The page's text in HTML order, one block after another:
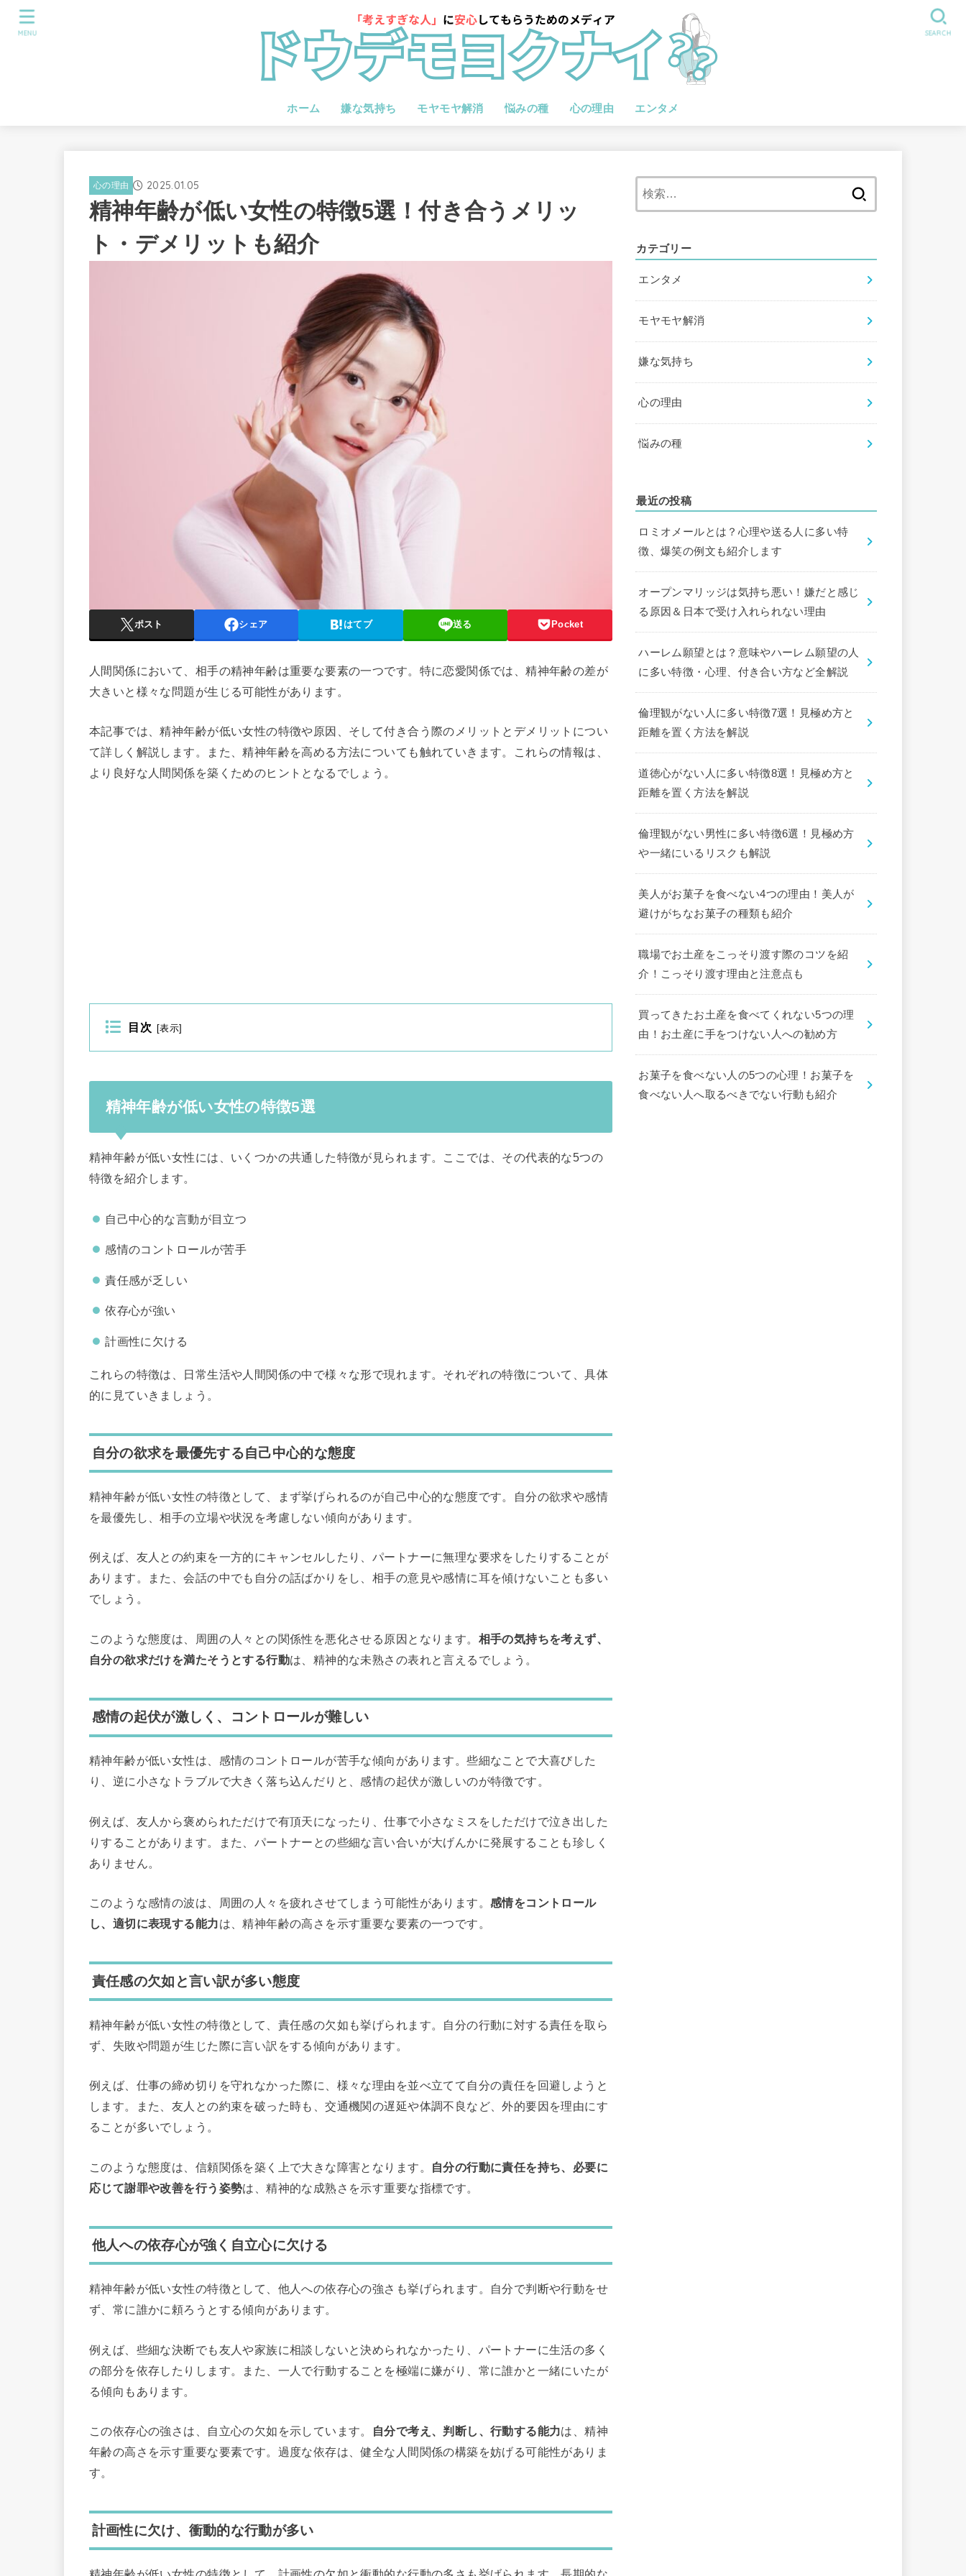
ホーム 嫌な気持ち モヤモヤ解消 悩みの種 心の理由 エンタメ
SEARCH
MENU
心の理由 2025.01.05
精神年齢が低い女性の特徴5選！付き合うメリッ
ト・デメリットも紹介
ポスト シェア はてブ 送る Pocket
人間関係において、相手の精神年齢は重要な要素の一つです。特に恋愛関係では、精神年齢の差が
大きいと様々な問題が生じる可能性があります。
本記事では、精神年齢が低い女性の特徴や原因、そして付き合う際のメリットとデメリットについ
て詳しく解説します。また、精神年齢を高める方法についても触れていきます。これらの情報は、
より良好な人間関係を築くためのヒントとなるでしょう。
目次 [表示
精神年齢が低い女性の特徴5選
精神年齢が低い女性には、いくつかの共通した特徴が見られます。ここでは、その代表的な5つの
特徴を紹介します。
自己中心的な言動が目立つ
感情のコントロールが苦手
責任感が乏しい
依存心が強い
計画性に欠ける
これらの特徴は、日常生活や人間関係の中で様々な形で現れます。それぞれの特徴について、具体
的に見ていきましょう。
自分の欲求を最優先する自己中心的な態度
精神年齢が低い女性の特徴として、まず挙げられるのが自己中心的な態度です。自分の欲求や感情
を最優先し、相手の立場や状況を考慮しない傾向があります。
例えば、友人との約束を一方的にキャンセルしたり、パートナーに無理な要求をしたりすることが
あります。また、会話の中でも自分の話ばかりをし、相手の意見や感情に耳を傾けないことも多い
でしょう。
このような態度は、周囲の人々との関係性を悪化させる原因となります。 相手の気持ちを考えず、
自分の欲求だけを満たそうとする行動は、精神的な未熟さの表れと言えるでしょう。
感情の起伏が激しく、コントロールが難しい
精神年齢が低い女性は、感情のコントロールが苦手な傾向があります。些細なことで大喜びした
り、逆に小さなトラブルで大きく落ち込んだりと、感情の起伏が激しいのが特徴です。
例えば、友人から褒められただけで有頂天になったり、仕事で小さなミスをしただけで泣き出した
りすることがあります。また、パートナーとの些細な言い合いが大げんかに発展することも珍しく
ありません。
このような感情の波は、周囲の人々を疲れさせてしまう可能性があります。感情をコントロール
し、適切に表現する能力は、精神年齢の高さを示す重要な要素の一つです。
責任感の欠如と言い訳が多い態度
精神年齢が低い女性の特徴として、責任感の欠如も挙げられます。自分の行動に対する責任を取ら
ず、失敗や問題が生じた際に言い訳をする傾向があります。
例えば、仕事の締め切りを守れなかった際に、様々な理由を並べ立てて自分の責任を回避しようと
します。また、友人との約束を破った時も、交通機関の遅延や体調不良など、外的要因を理由にす
ることが多いでしょう。
このような態度は、信頼関係を築く上で大きな障害となります。
自分の行動に責任を持ち、必要に
応じて謝罪や改善を行う姿勢は、精神的な成熟さを示す重要な指標です。
他人への依存心が強く自立心に欠ける
精神年齢が低い女性の特徴として、他人への依存心の強さも挙げられます。自分で判断や行動をせ
ず、常に誰かに頼ろうとする傾向があります。
例えば、些細な決断でも友人や家族に相談しないと決められなかったり、パートナーに生活の多く
の部分を依存したりします。また、一人で行動することを極端に嫌がり、常に誰かと一緒にいたが
る傾向もあります。
この依存心の強さは、自立心の欠如を示しています。 自分で考え、判断し、行動する能力は、精神
年齢の高さを示す重要な要素です。過度な依存は、健全な人間関係の構築を妨げる可能性がありま
す。
計画性に欠け、衝動的な行動が多い
カテゴリー
エンタメ
モヤモヤ解消
嫌な気持ち
心の理由
悩みの種
最近の投稿
ロミオメールとは？心理や送る人に多い特
徴、爆笑の例文も紹介します
オープンマリッジは気持ち悪い！嫌だと感じ
る原因＆日本で受け入れられない理由
ハーレム願望とは？意味やハーレム願望の人
に多い特徴・心理、付き合い方など全解説
倫理観がない人に多い特徴7選！見極め方と
距離を置く方法を解説
道徳心がない人に多い特徴8選！見極め方と
距離を置く方法を解説
倫理観がない男性に多い特徴6選！見極め方
や一緒にいるリスクも解説
美人がお菓子を食べない4つの理由！美人が
避けがちなお菓子の種類も紹介
職場でお土産をこっそり渡す際のコツを紹
介！こっそり渡す理由と注意点も
買ってきたお土産を食べてくれない5つの理
由！お土産に手をつけない人への勧め方
お菓子を食べない人の5つの心理！お菓子を
食べない人へ取るべきでない行動も紹介